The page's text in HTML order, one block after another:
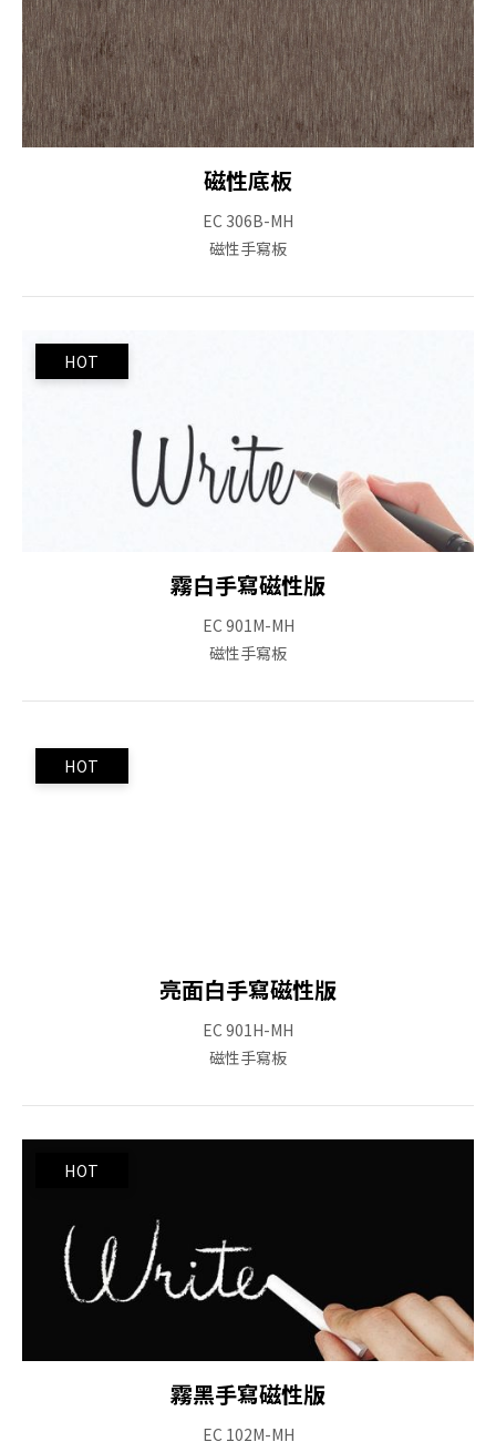
磁性底板
EC 306B-MH
磁性手寫板
霧白手寫磁性版
EC 901M-MH
磁性手寫板
亮面白手寫磁性版
EC 901H-MH
磁性手寫板
霧黑手寫磁性版
EC 102M-MH